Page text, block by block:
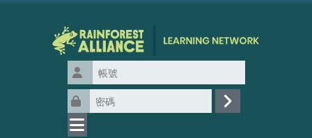
帳號
密碼
登入